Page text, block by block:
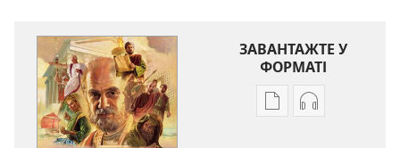
ЗАВАНТАЖТЕ У
ФОРМАТІ
ПараметриПараметри